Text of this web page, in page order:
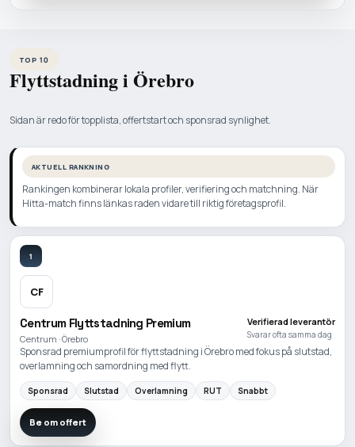
TOP 10
Flyttstadning i Örebro
Sidan är redo för topplista, offertstart och sponsrad synlighet.
AKTUELL RANKNING
Rankingen kombinerar lokala profiler, verifiering och matchning. När
Hitta-match finns länkas raden vidare till riktig företagsprofil.
1
CF
Centrum Flyttstadning Premium
Centrum · Örebro
Verifierad leverantör
Svarar ofta samma dag
Sponsrad premiumprofil för flyttstadning i Örebro med fokus på slutstad,
overlamning och samordning med flytt.
Sponsrad Slutstad Overlamning RUT Snabbt
Be om offert